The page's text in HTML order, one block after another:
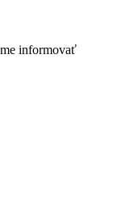
informovať